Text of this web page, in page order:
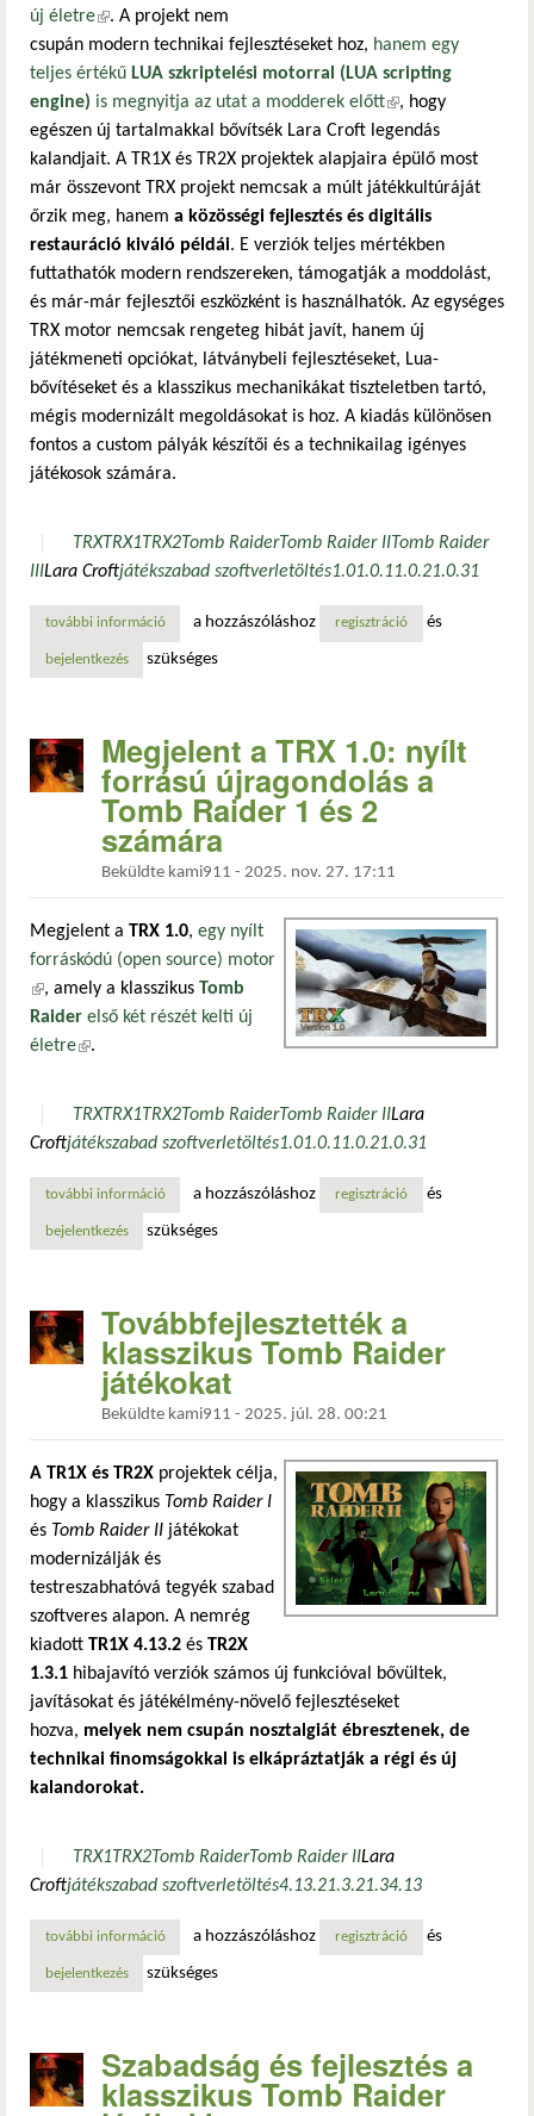
új életre(külső hivatkozás)
. A projekt nem
csupán modern technikai fejlesztéseket hoz, hanem egy
teljes értékű LUA szkriptelési motorral (LUA scripting
engine) is megnyitja az utat a modderek előtt(külső hivatkozás)
, hogy
egészen új tartalmakkal bővítsék Lara Croft legendás
kalandjait. A TR1X és TR2X projektek alapjaira épülő most
már összevont TRX projekt nemcsak a múlt játékkultúráját
őrzik meg, hanem a közösségi fejlesztés és digitális
restauráció kiváló példái. E verziók teljes mértékben
futtathatók modern rendszereken, támogatják a moddolást,
és már-már fejlesztői eszközként is használhatók. Az egységes
TRX motor nemcsak rengeteg hibát javít, hanem új
játékmeneti opciókat, látványbeli fejlesztéseket, Lua-
bővítéseket és a klasszikus mechanikákat tiszteletben tartó,
mégis modernizált megoldásokat is hoz. A kiadás különösen
fontos a custom pályák készítői és a technikailag igényes
játékosok számára.
TRXTRX1TRX2Tomb RaiderTomb Raider IITomb Raider
IIILara Croftjátékszabad szoftverletöltés1.01.0.11.0.21.0.31
további információfrom lara, with love: óriási frissítés a klasszikus tomb
a hozzászóláshoz regisztráció és
bejelentkezés szükséges
Megjelent a TRX 1.0: nyílt
forrású újragondolás a
Tomb Raider 1 és 2
számára
Beküldte kami911 - 2025. nov. 27. 17:11
Megjelent a TRX 1.0, egy nyílt
forráskódú (open source) motor
(külső hivatkozás)
, amely a klasszikus Tomb
Raider első két részét kelti új
életre(külső hivatkozás)
.
TRXTRX1TRX2Tomb RaiderTomb Raider IILara
Croftjátékszabad szoftverletöltés1.01.0.11.0.21.0.31
további információmegjelent a trx 1.0: nyílt forrású újragondolás a tomb
a hozzászóláshoz regisztráció és
bejelentkezés szükséges
Továbbfejlesztették a
klasszikus Tomb Raider
játékokat
Beküldte kami911 - 2025. júl. 28. 00:21
A TR1X és TR2X projektek célja,
hogy a klasszikus Tomb Raider I
és Tomb Raider II játékokat
modernizálják és
testreszabhatóvá tegyék szabad
szoftveres alapon. A nemrég
kiadott TR1X 4.13.2 és TR2X
1.3.1 hibajavító verziók számos új funkcióval bővültek,
javításokat és játékélmény-növelő fejlesztéseket
hozva, melyek nem csupán nosztalgiát ébresztenek, de
technikai finomságokkal is elkápráztatják a régi és új
kalandorokat.
TRX1TRX2Tomb RaiderTomb Raider IILara
Croftjátékszabad szoftverletöltés4.13.21.3.21.34.13
további információtovábbfejlesztették a klasszikus tomb raider játékokat
a hozzászóláshoz regisztráció és
bejelentkezés szükséges
Szabadság és fejlesztés a
klasszikus Tomb Raider